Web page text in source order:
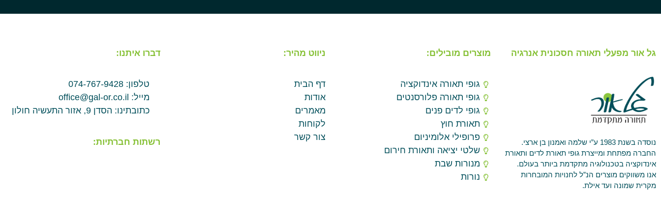
גל אור מפעלי תאורה חסכונית אנרגיה
נוסדה בשנת 1983 ע”י שלמה ואמנון בן ארצי.
החברה מפתחת ומייצרת גופי תאורת לדים ותאורת
אינדוקציה בטכנולוגיה מתקדמת ביותר בעולם.
אנו משווקים מוצרים הנ”ל לחנויות המובחרות
מקרית שמונה ועד אילת.
מוצרים מובילים:
גופי תאורה אינדוקציה
גופי תאורה פלורסנטים
גופי לדים פנים
תאורת חוץ
פרופילי אלומיניום
שלטי יציאה ותאורת חירום
מנורות שבת
נורות
ניווט מהיר:
דף הבית
אודות
מאמרים
לקוחות
צור קשר
דברו איתנו:
טלפון: 074-767-9428
מייל: office@gal-or.co.il
כתובתינו: הסדן 9, אזור התעשיה חולון
רשתות חברתיות: